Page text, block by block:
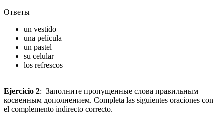
Ответы
un vestido
una película
un pastel
su celular
los refrescos
Ejercicio 2: Заполните пропущенные слова правильным
косвенным дополнением. Completa las siguientes oraciones con
el complemento indirecto correcto.